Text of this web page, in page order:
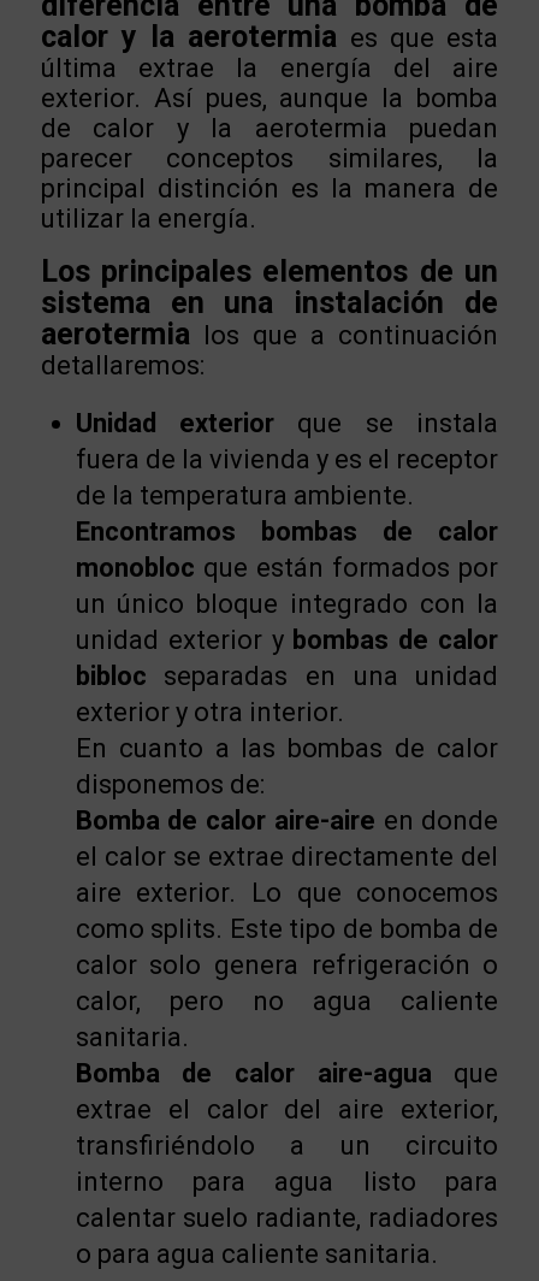
calor y la aerotermia es que esta
última extrae la energía del aire
exterior. Así pues, aunque la bomba
de calor y la aerotermia puedan
parecer conceptos similares, la
principal distinción es la manera de
utilizar la energía.
Los principales elementos de un
sistema en una instalación de
aerotermia los que a continuación
detallaremos:
Unidad exterior que se instala
fuera de la vivienda y es el receptor
de la temperatura ambiente.
Encontramos bombas de calor
monobloc que están formados por
un único bloque integrado con la
unidad exterior y bombas de calor
bibloc separadas en una unidad
exterior y otra interior.
En cuanto a las bombas de calor
disponemos de:
Bomba de calor aire-aire en donde
el calor se extrae directamente del
aire exterior. Lo que conocemos
como splits. Este tipo de bomba de
calor solo genera refrigeración o
calor, pero no agua caliente
sanitaria.
Bomba de calor aire-agua que
extrae el calor del aire exterior,
transfiriéndolo a un circuito
interno para agua listo para
calentar suelo radiante, radiadores
o para agua caliente sanitaria.